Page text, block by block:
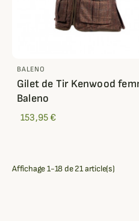
BALENO
Gilet de Tir Kenwood
Baleno
153,95 €
Affichage 1-18 de 21 article(s)